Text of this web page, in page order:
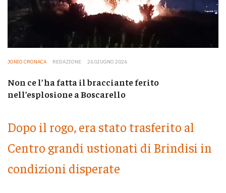
JONIO CRONACA REDAZIONE 26 GIUGNO 2026
Non ce l’ha fatta il bracciante ferito
nell’esplosione a Boscarello
Dopo il rogo, era stato trasferito al
Centro grandi ustionati di Brindisi in
condizioni disperate